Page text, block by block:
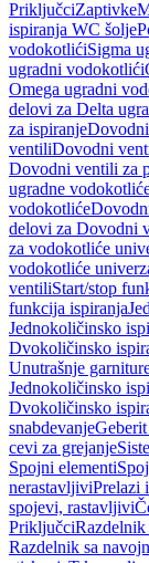
PriključciZaptivke
ispiranja WC šolje
vodokotlićiSigma
ugradni vodokotlići
Omega ugradni
delovi za Delta
za ispiranje
ventiliDovodni
Dovodni ventili za
ugradne
vodokotliće
delovi za Dovodni
za vodokotliće
vodokotliće
ventiliStart/stop
funkcija ispiranja
Jednokoličinsko
Dvokoličinsko
Unutrašnje
Jednokoličinsko
Dvokoličinsko
snabdevanje
cevi za grejanje
Spojni elementi
nerastavljiviPrelazi
spojevi, rastavljivi
Priključci
Razdelnik sa